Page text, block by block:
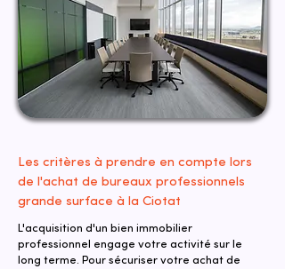
Les critères à prendre en compte lors
de l'achat de bureaux professionnels
grande surface à la Ciotat
L'acquisition d'un bien immobilier
professionnel engage votre activité sur le
long terme. Pour sécuriser votre achat de